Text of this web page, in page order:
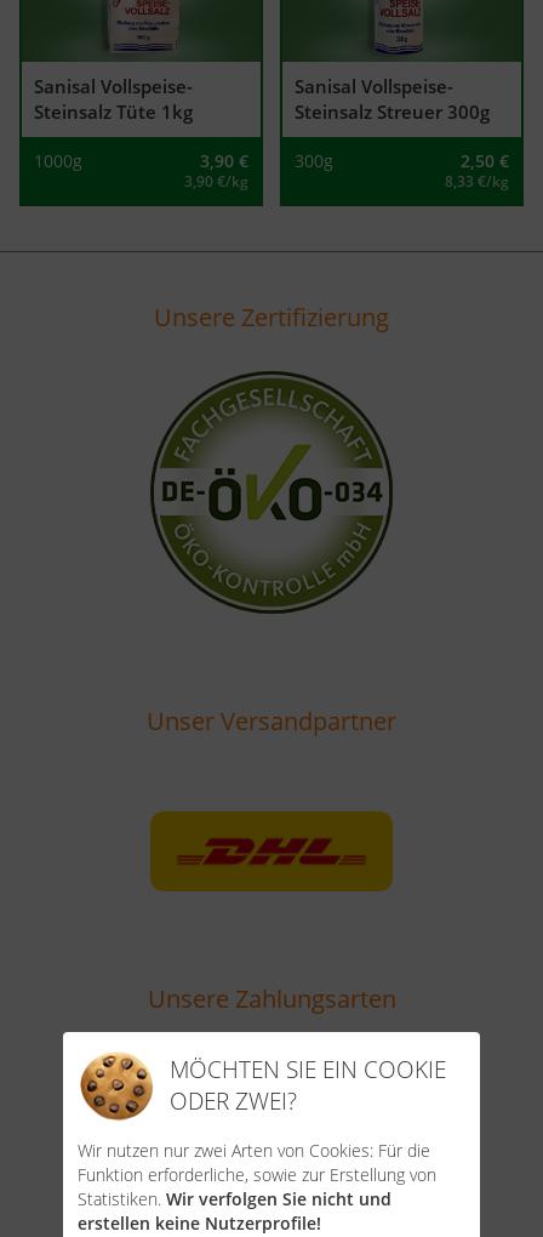
Sanisal Vollspeise-
Steinsalz Tüte 1kg
1000g 3,90 €
3,90 €/kg
Sanisal Vollspeise-
Steinsalz Streuer 300g
300g 2,50 €
8,33 €/kg
Unsere Zertifizierung
Unser Versandpartner
Unsere Zahlungsarten
MÖCHTEN SIE EIN COOKIE
ODER ZWEI?
Wir nutzen nur zwei Arten von Cookies: Für die
Funktion erforderliche, sowie zur Erstellung von
Statistiken. Wir verfolgen Sie nicht und
erstellen keine Nutzerprofile!